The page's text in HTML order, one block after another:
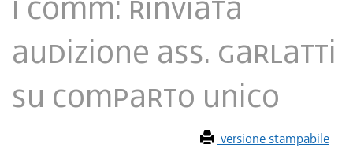
audizione ass. Garlatti
su comparto unico
versione stampabile